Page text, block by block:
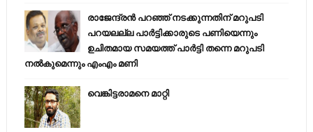
രാജേന്ദ്രന്‍ പറഞ്ഞ് നടക്കുന്നതിന് മറുപടി
പറയലല്ല പാര്‍ട്ടിക്കാരുടെ പണിയെന്നും
ഉചിതമായ സമയത്ത് പാര്‍ട്ടി തന്നെ മറുപടി
നല്‍കുമെന്നും എംഎം മണി
വെങ്കിട്ടരാമനെ മാറ്റി